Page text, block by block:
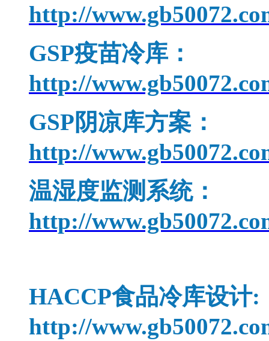
http://
GSP疫苗冷库：
http://
GSP阴凉库方案：
http://
温湿度监测系统：
http://
HACCP食品冷库设计:
http://